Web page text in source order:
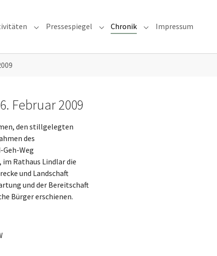
Submenu for "Aktivitäten"
Pressespiegel Submenu for "Pressespiegel"
Chronik Submenu for "Chronik"
Impressum
Februar 2009
den stillgelegten
des
Weg
im Rathaus Lindlar die
und Landschaft
und der Bereitschaft
Bürger erschienen.